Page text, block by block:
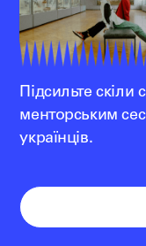
Підсильте скіли
менторським
українців.